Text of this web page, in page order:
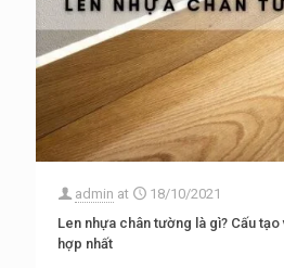
admin at
18/10/2021
Len nhựa chân tường là gì? Cấu
hợp nhất